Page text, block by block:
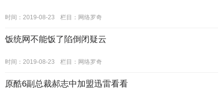
时间：2019-08-23 栏目： 网络罗奇
饭统网不能饭了陷倒闭疑云
时间：2019-08-23 栏目： 网络罗奇
原酷6副总裁郝志中加盟迅雷看看